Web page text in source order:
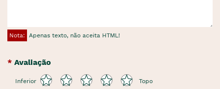
Nota: Apenas texto, não aceita HTML!
Avaliação
Inferior Topo